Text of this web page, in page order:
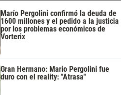
Marío Pergolini confirmó la deuda de
1600 millones y el pedido a la justicia
por los problemas económicos de
Vorterix
Gran Hermano: Mario Pergolini fue
duro con el reality: "Atrasa"